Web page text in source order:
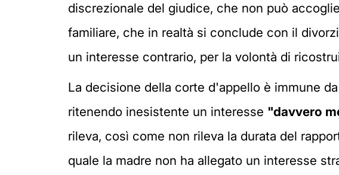
discrezionale del giudice, che non può
familiare, che in realtà si conclude con il
un interesse contrario, per la volontà di
La decisione della corte d'appello è immune
ritenendo inesistente un interesse "davvero
rileva, così come non rileva la durata del
quale la madre non ha allegato un interesse